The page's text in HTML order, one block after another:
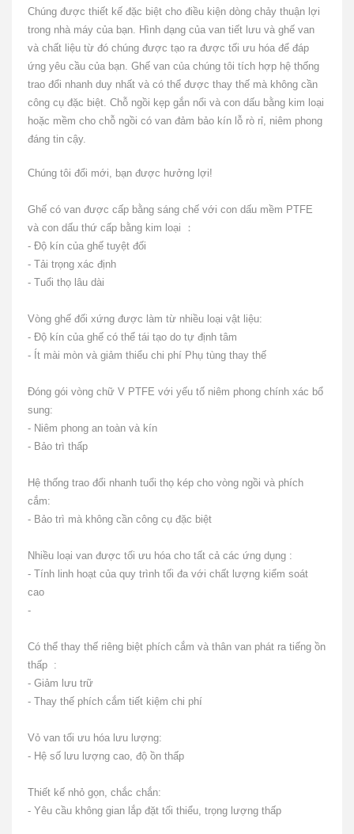
Chúng được thiết kế đặc biệt cho điều kiện dòng chảy thuận lợi
trong nhà máy của bạn. Hình dạng của van tiết lưu và ghế van
và chất liệu từ đó chúng được tạo ra được tối ưu hóa để đáp
ứng yêu cầu của bạn. Ghế van của chúng tôi tích hợp hệ thống
trao đổi nhanh duy nhất và có thể được thay thế mà không cần
công cụ đặc biệt. Chỗ ngồi kẹp gắn nổi và con dấu bằng kim loại
hoặc mềm cho chỗ ngồi có van đảm bảo kín lỗ rò rỉ, niêm phong
đáng tin cậy.
Chúng tôi đổi mới, bạn được hưởng lợi!
Ghế có van được cấp bằng sáng chế với con dấu mềm PTFE
và con dấu thứ cấp bằng kim loại
：
- Độ kín của ghế tuyệt đối
- Tải trọng xác định
- Tuổi thọ lâu dài
Vòng ghế đối xứng được làm từ nhiều loại vật liệu:
- Độ kín của ghế có thể tái tạo do tự định tâm
- Ít mài mòn và giảm thiểu chi phí Phụ tùng thay thế
Đóng gói vòng chữ V PTFE với yếu tố niêm phong chính xác bổ
sung:
- Niêm phong an toàn và kín
- Bảo trì thấp
Hệ thống trao đổi nhanh tuổi thọ kép cho vòng ngồi và phích
cắm:
- Bảo trì mà không cần công cụ đặc biệt
Nhiều loại van được tối ưu hóa cho tất cả các ứng dụng :
- Tính linh hoạt của quy trình tối đa với chất lượng kiểm soát
cao
-
Có thể thay thế riêng biệt phích cắm và thân van phát ra tiếng ồn
thấp :
- Giảm lưu trữ
- Thay thế phích cắm tiết kiệm chi phí
Vỏ van tối ưu hóa lưu lượng:
- Hệ số lưu lượng cao, độ ồn thấp
Thiết kế nhỏ gọn, chắc chắn:
- Yêu cầu không gian lắp đặt tối thiểu, trọng lượng thấp